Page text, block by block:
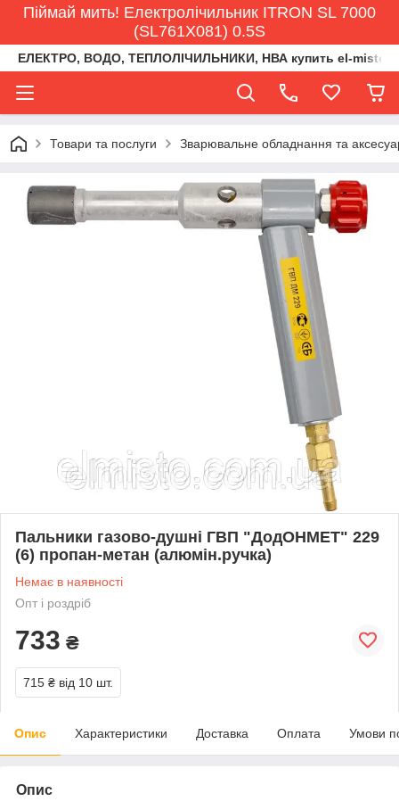
Піймай мить! Електролічильник ITRON SL 7000
(SL761X081) 0.5S
ЕЛЕКТРО, ВОДО, ТЕПЛОЛІЧИЛЬНИКИ, НВА купить el-
Товари та послуги Зварювальне обладнання та
Пальники газово-душні ГВП "ДодОНМЕТ" 229
(6) пропан-метан (алюмін.ручка)
Немає в наявності
Опт і роздріб
733 ₴
715 ₴ від 10 шт.
Опис Характеристики Доставка Оплата Умови
Опис